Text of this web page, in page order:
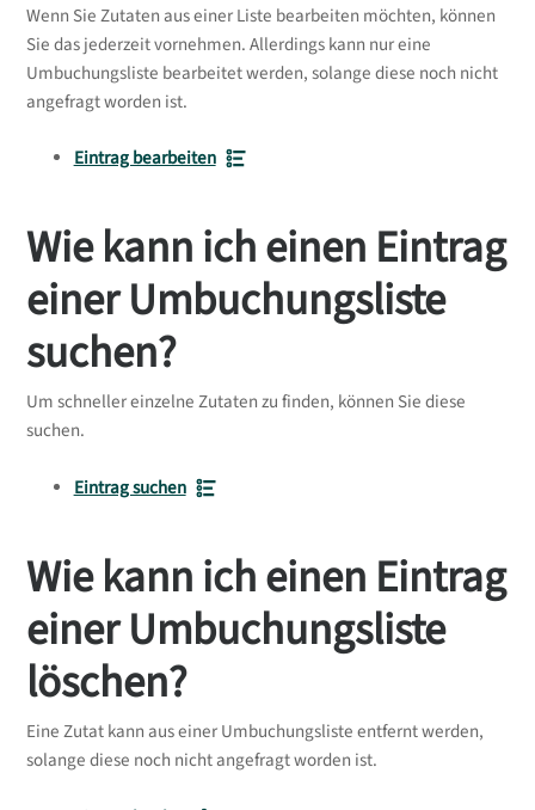
Wenn Sie Zutaten aus einer Liste bearbeiten möchten, können
Sie das jederzeit vornehmen. Allerdings kann nur eine
Umbuchungsliste bearbeitet werden, solange diese noch nicht
angefragt worden ist.
Eintrag bearbeiten
Wie kann ich einen Eintrag
einer Umbuchungsliste
suchen?
Um schneller einzelne Zutaten zu finden, können Sie diese
suchen.
Eintrag suchen
Wie kann ich einen Eintrag
einer Umbuchungsliste
löschen?
Eine Zutat kann aus einer Umbuchungsliste entfernt werden,
solange diese noch nicht angefragt worden ist.